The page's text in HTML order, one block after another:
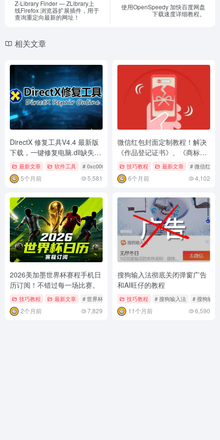
Z-Library Finder — ZLibrary上
线Firefox 浏览器扩展插件，用于
查询重定向最新的网址！
使用OpenSpeedy 加快百度网盘
下载速度详细教程。
相关文章
DirectX 修复工具V4.4 最新版
下载，一键修复电脑.dll缺失报
错问题和0xc000007b问题
最新文章 软件工具 # 0xc000007b # DirectX Repair # DirectX 修复工具
5个月前 5,581
微信红包封面定制教程！解决
《作品登记证书》、《商标注
册证》等素材证明材料问题。
技巧教程 最新文章 # 微信红包
6个月前 4,102
2026美加墨世界杯赛程手机日
历订阅！不错过每一场比赛。
技巧教程 最新文章 # 世界杯 # 世界杯日历 # 世界杯赛程
2个月前 7,829
搜狗输入法彻底关闭弹窗广告
和AI旺仔的教程
技巧教程 # 搜狗输入法 # 搜狗输
11个月前 6,590